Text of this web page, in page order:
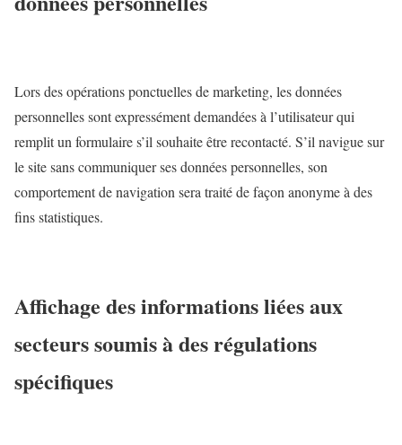
Lors des opérations ponctuelles de marketing, les données
personnelles sont expressément demandées à l’utilisateur qui
remplit un formulaire s’il souhaite être recontacté. S’il navigue sur
le site sans communiquer ses données personnelles, son
comportement de navigation sera traité de façon anonyme à des
fins statistiques.
Affichage des informations liées aux
secteurs soumis à des régulations
spécifiques